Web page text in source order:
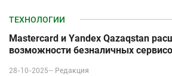
ТЕХНОЛОГИИ
Mastercard и Yandex Qazaqstan
возможности безналичных
28-10-2025– Редакция